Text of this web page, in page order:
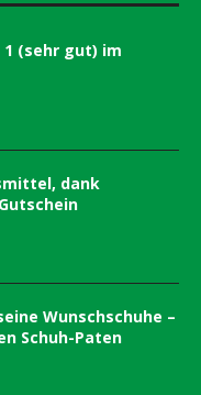
1 (sehr gut) im
dank
Wunschschuhe –
Schuh-Paten